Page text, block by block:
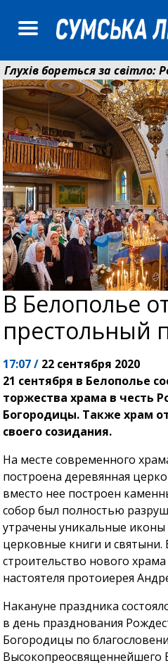
бореться за світло:
фонд Сумщини
В Белополье
престольный
17:07 / 22 сентября 2020
21 сентября в Белополье
торжества храма в честь
Богородицы. Также храм
своего созидания.
На месте современного
построена деревянная
вместо нее построен
собор был полностью
утрачены уникальные
церковные книги и святыни.
строительство нового
настоятеля протоиерея
Накануне праздника
в день празднования
Богородицы по
Высокопреосвященнейшего